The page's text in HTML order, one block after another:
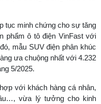
tục minh chứng cho sự tăng
phẩm ô tô điện VinFast với
mẫu SUV điện phân khúc
ưa chuộng nhất với 4.232
5/2025.
với khách hàng cá nhân,
vừa lý tưởng cho kinh